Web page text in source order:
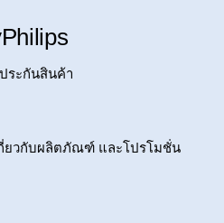
ระกันสินค้า
ยวกับผลิตภัณฑ์ และโปรโมชั่น